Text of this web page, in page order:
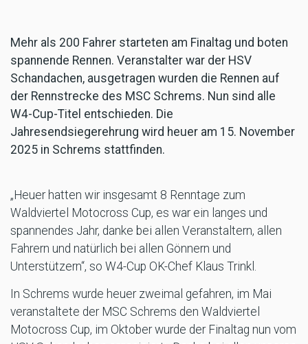
Mehr als 200 Fahrer starteten am Finaltag und boten
spannende Rennen. Veranstalter war der HSV
Schandachen, ausgetragen wurden die Rennen auf
der Rennstrecke des MSC Schrems. Nun sind alle
W4-Cup-Titel entschieden. Die
Jahresendsiegerehrung wird heuer am 15. November
2025 in Schrems stattfinden.
„Heuer hatten wir insgesamt 8 Renntage zum
Waldviertel Motocross Cup, es war ein langes und
spannendes Jahr, danke bei allen Veranstaltern, allen
Fahrern und natürlich bei allen Gönnern und
Unterstützern“, so W4-Cup OK-Chef Klaus Trinkl.
In Schrems wurde heuer zweimal gefahren, im Mai
veranstaltete der MSC Schrems den Waldviertel
Motocross Cup, im Oktober wurde der Finaltag nun vom